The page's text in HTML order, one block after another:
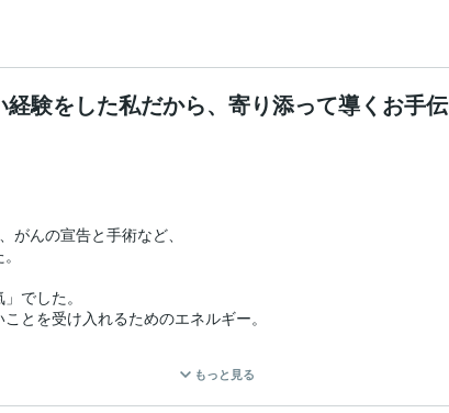
験をした私だから、寄り添って導くお手伝
んの宣告と手術など、
でした。
とを受け入れるためのエネルギー。
、
もっと見る